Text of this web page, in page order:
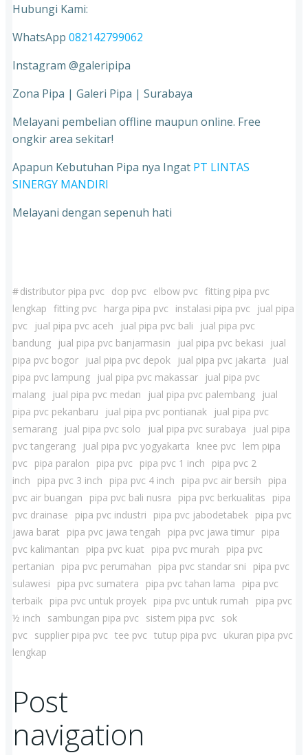
Hubungi Kami:
WhatsApp 082142799062
Instagram @galeripipa
Zona Pipa | Galeri Pipa | Surabaya
Melayani pembelian offline maupun online. Free
ongkir area sekitar!
Apapun Kebutuhan Pipa nya Ingat PT LINTAS
SINERGY MANDIRI
Melayani dengan sepenuh hati
#distributor pipa pvc dop pvc elbow pvc fitting pipa pvc
lengkap fitting pvc harga pipa pvc instalasi pipa pvc
jual pipa
pvc
jual pipa pvc aceh jual pipa pvc bali
jual pipa pvc
bandung
jual pipa pvc banjarmasin jual pipa pvc bekasi
jual
pipa pvc bogor
jual pipa pvc depok jual pipa pvc jakarta
jual
pipa pvc lampung
jual pipa pvc makassar
jual pipa pvc
malang
jual pipa pvc medan jual pipa pvc palembang
jual
pipa pvc pekanbaru
jual pipa pvc pontianak
jual pipa pvc
semarang
jual pipa pvc solo jual pipa pvc surabaya
jual pipa
pvc tangerang
jual pipa pvc yogyakarta knee pvc
lem pipa
pvc
pipa paralon pipa pvc pipa pvc 1 inch
pipa pvc 2
inch
pipa pvc 3 inch pipa pvc 4 inch pipa pvc air bersih
pipa
pvc air buangan
pipa pvc bali nusra pipa pvc berkualitas
pipa
pvc drainase
pipa pvc industri pipa pvc jabodetabek pipa pvc
jawa barat
pipa pvc jawa tengah pipa pvc jawa timur pipa
pvc kalimantan
pipa pvc kuat pipa pvc murah
pipa pvc
pertanian
pipa pvc perumahan pipa pvc standar sni
pipa pvc
sulawesi
pipa pvc sumatera pipa pvc tahan lama
pipa pvc
terbaik pipa pvc untuk proyek pipa pvc untuk rumah
pipa pvc
½ inch
sambungan pipa pvc sistem pipa pvc
sok
pvc
supplier pipa pvc tee pvc tutup pipa pvc
ukuran pipa pvc
lengkap
Post
navigation